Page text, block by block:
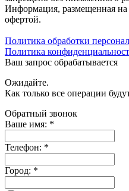
Информация, размещенная на
офертой.
Политика обработки
Политика
Ваш запрос обрабатывается
Ожидайте.
Как только все операции
Обратный звонок
Ваше имя: *
Телефон: *
Город: *